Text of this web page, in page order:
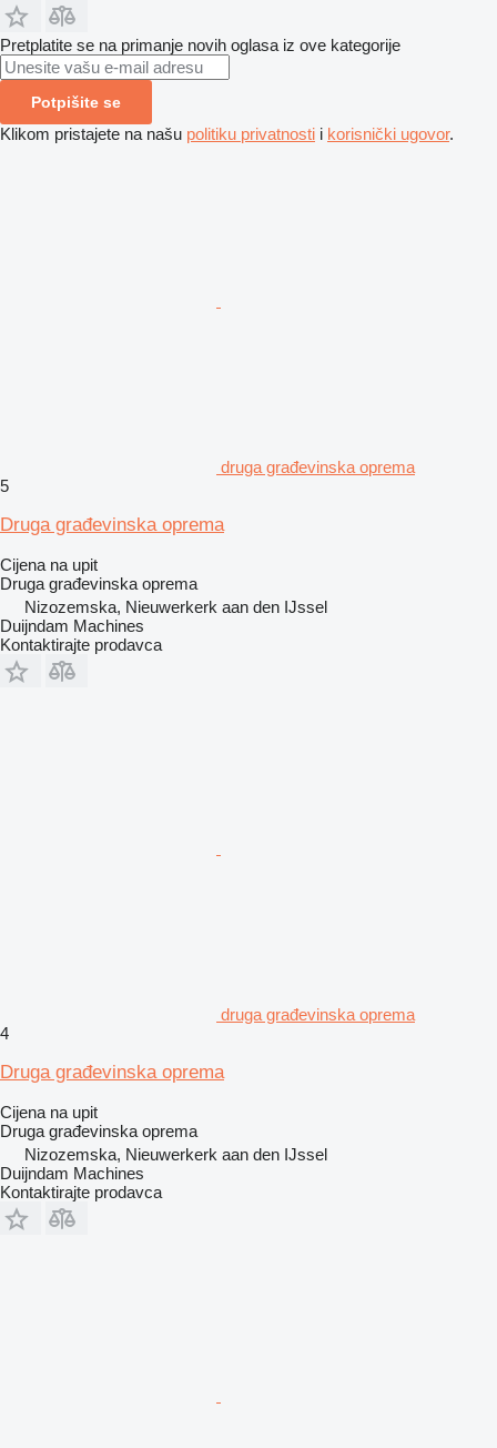
Pretplatite se na primanje novih oglasa iz ove kategorije
Potpišite se
Klikom pristajete na našu politiku privatnosti i korisnički ugovor.
druga građevinska oprema
5
Druga građevinska oprema
Cijena na upit
Druga građevinska oprema
Nizozemska, Nieuwerkerk aan den IJssel
Duijndam Machines
Kontaktirajte prodavca
druga građevinska oprema
4
Druga građevinska oprema
Cijena na upit
Druga građevinska oprema
Nizozemska, Nieuwerkerk aan den IJssel
Duijndam Machines
Kontaktirajte prodavca